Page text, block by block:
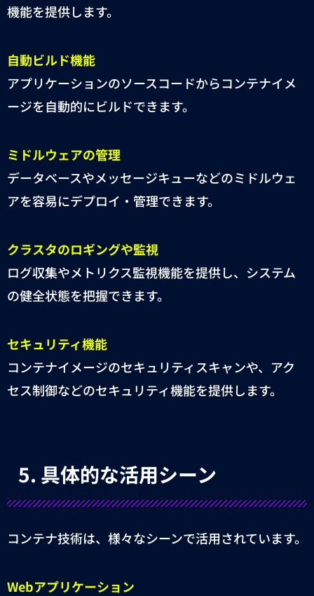
機能を提供します。
自動ビルド機能
アプリケーションのソースコードからコンテナイメ
ージを自動的にビルドできます。
ミドルウェアの管理
データベースやメッセージキューなどのミドルウェ
アを容易にデプロイ・管理できます。
クラスタのロギングや監視
ログ収集やメトリクス監視機能を提供し、システム
の健全状態を把握できます。
セキュリティ機能
コンテナイメージのセキュリティスキャンや、アク
セス制御などのセキュリティ機能を提供します。
5. 具体的な活用シーン
コンテナ技術は、様々なシーンで活用されています。
Webアプリケーション